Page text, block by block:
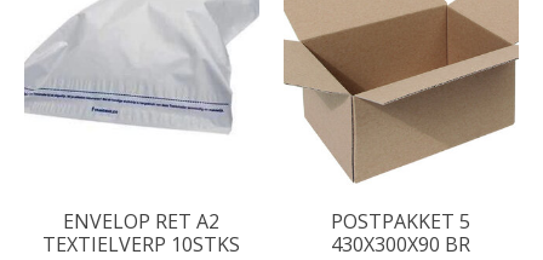
ENVELOP RET A2
TEXTIELVERP 10STKS
POSTPAKKET 5
430X300X90 BR